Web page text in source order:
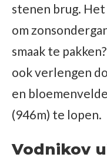
stenen brug.
om
smaak te
ook verlengen
en
(946m) te lopen.
Vodnikov